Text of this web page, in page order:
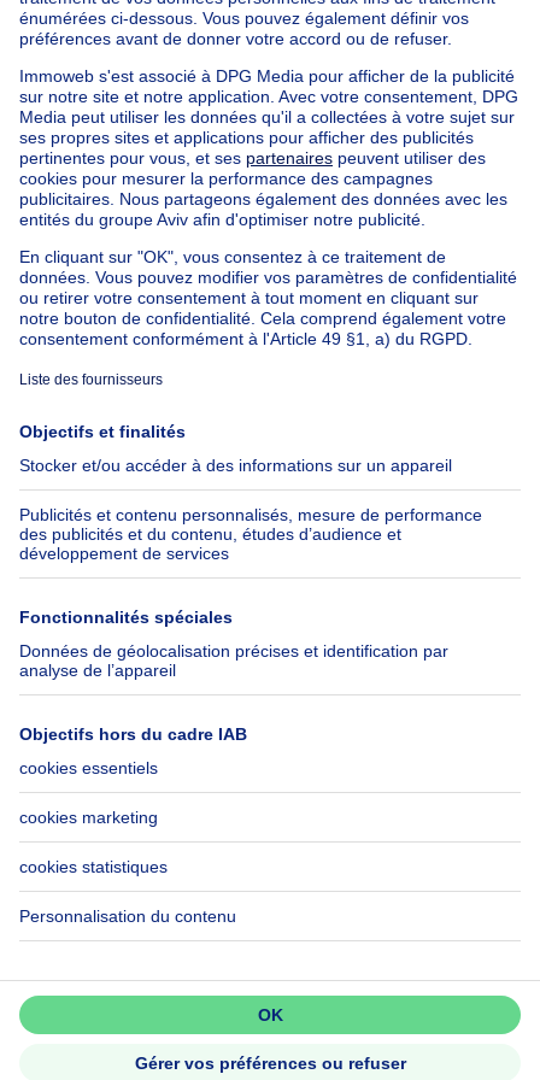
Maison Bel-étage à vendre
Bien exceptionnel à vendre
Ferme à vendre
Bungalow à vendre
Chalet à vendre
Château à vendre
Maison de campagne à vendre
Immeuble mixte à vendre
Autres biens à vendre
Manoir à vendre
Nos maisons hors de la Belgique
Maison à vendre France
Maison à vendre Espagne
Maison à vendre Italie
Maison à vendre Luxembourg
Maison à vendre Pays-bas
À propos
Immoweb
Presse
Emplois
Groupe Axel Springer
SeLoger.com
Immowelt.de
Outils
Belfius
Assurances
Check-list déménagement
Aide
FAQ
Accessibilité
Contactez-nous
Suivez-nous
LinkedIn
Immoweb SA © 2026 - Tous droits réservés
Conditions d'utilisation Gestion des cookies
Vie privée
Règles de fonctionnement et de classement
3044 -
d2b95f88ad4c2e3527743d6bd81664b3a2df8b8e -